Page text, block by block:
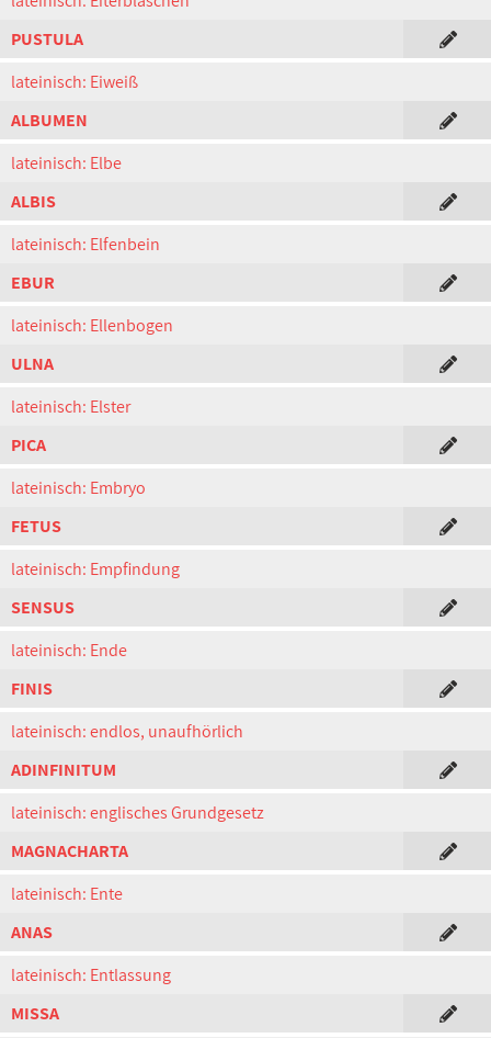
PUSTULA
lateinisch: Eiweiß
ALBUMEN
lateinisch: Elbe
ALBIS
lateinisch: Elfenbein
EBUR
lateinisch: Ellenbogen
ULNA
lateinisch: Elster
PICA
lateinisch: Embryo
FETUS
lateinisch: Empfindung
SENSUS
lateinisch: Ende
FINIS
lateinisch: endlos, unaufhörlich
ADINFINITUM
lateinisch: englisches Grundgesetz
MAGNACHARTA
lateinisch: Ente
ANAS
lateinisch: Entlassung
MISSA